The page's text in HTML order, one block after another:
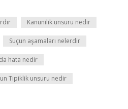
Kanunilik unsuru nedir
Suçun aşamaları nelerdir
hata nedir
Tipiklik unsuru nedir